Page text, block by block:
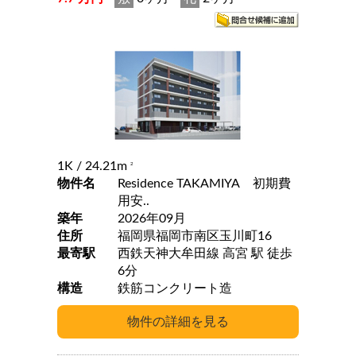
1K / 24.21m 2
物件名
Residence TAKAMIYA 初期費
用安..
築年
2026年09月
住所
福岡県福岡市南区玉川町16
最寄駅
西鉄天神大牟田線 高宮 駅 徒歩
6分
構造
鉄筋コンクリート造